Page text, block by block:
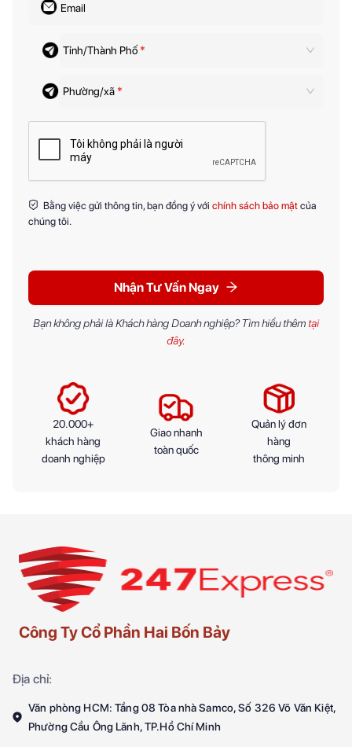
Email
Tỉnh/Thành Phố *
Phường/xã *
Bằng việc gửi thông tin, bạn đồng ý với chính sách bảo mật của
chúng tôi.
Nhận Tư Vấn Ngay
Bạn không phải là Khách hàng Doanh nghiệp? Tìm hiểu thêm tại
đây.
20.000+
khách hàng
doanh nghiệp
Giao nhanh
toàn quốc
Quản lý đơn
hàng
thông minh
Công Ty Cổ Phần Hai Bốn Bảy
Địa chỉ:
Văn phòng HCM: Tầng 08 Tòa nhà Samco, Số 326 Võ Văn Kiệt,
Phường Cầu Ông Lãnh, TP.Hồ Chí Minh